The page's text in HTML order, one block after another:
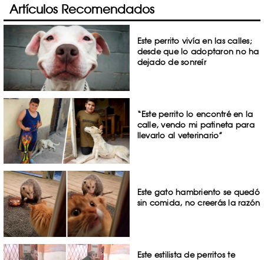
Artículos Recomendados
Este perrito vivía en las calles;
desde que lo adoptaron no ha
dejado de sonreír
“Este perrito lo encontré en la
calle, vendo mi patineta para
llevarlo al veterinario”
Este gato hambriento se quedó
sin comida, no creerás la razón
Este estilista de perritos te